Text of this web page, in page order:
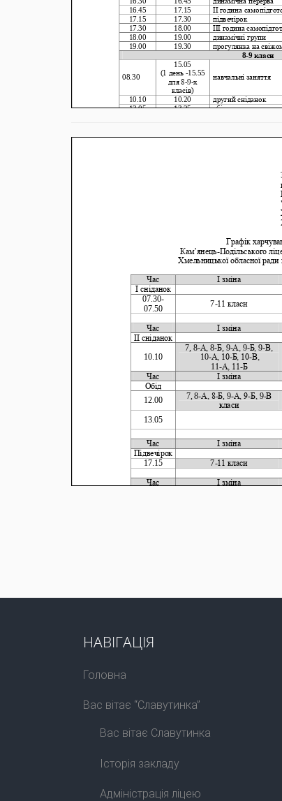
НАВІГАЦІЯ
Головна
Вас вітає “Славутинка”
Вас вітає Славутинка
Історія закладу
Адміністрація ліцею